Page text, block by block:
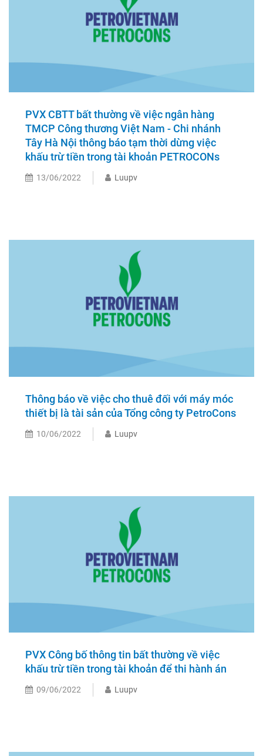
PVX CBTT bất thường về việc ngân hàng
TMCP Công thương Việt Nam - Chi nhánh
Tây Hà Nội thông báo tạm thời dừng việc
khấu trừ tiền trong tài khoản PETROCONs
13/06/2022 Luupv
Thông báo về việc cho thuê đối với máy móc
thiết bị là tài sản của Tổng công ty PetroCons
10/06/2022 Luupv
PVX Công bố thông tin bất thường về việc
khấu trừ tiền trong tài khoản để thi hành án
09/06/2022 Luupv